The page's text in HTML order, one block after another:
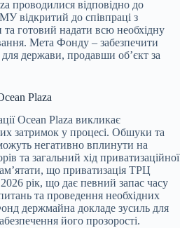
проводилися відповідно до
відкритий до співпраці з
готовий надати всю необхідну
Мета Фонду – забезпечити
держави, продавши об’єкт за
Plaza
Ocean Plaza викликає
затримок у процесі. Обшуки та
негативно вплинути на
та загальний хід приватизаційної
що приватизація ТРЦ
рік, що дає певний запас часу
та проведення необхідних
держмайна докладе зусиль для
його прозорості.